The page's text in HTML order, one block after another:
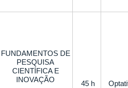
FUNDAMENTOS DE
PESQUISA
CIENTÍFICA E
INOVAÇÃO
45 h